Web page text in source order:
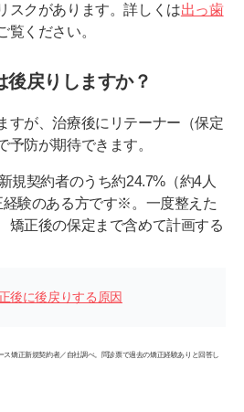
スクがあります。詳しくは出っ歯
覧ください。
後戻りしますか？
すが、治療後にリテーナー（保定
防が期待できます。
規契約者のうち約24.7%（約4人
験のある方です※。一度整えた
矯正後の保定まで含めて計画する
後に後戻りする原因
ス矯正新規契約者／自社調べ。問診票で過去の矯正経験ありと回答し